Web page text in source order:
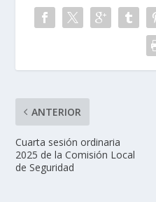
ANTERIOR
Cuarta sesión ordinaria
2025 de la Comisión Local
de Seguridad